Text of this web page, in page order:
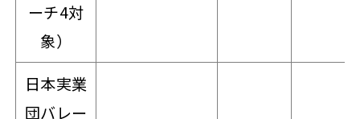
ーチ4対
象）
日本実業
団バレー